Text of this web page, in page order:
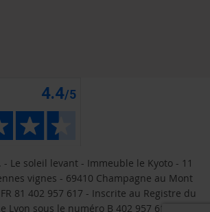
- Le soleil levant - Immeuble le Kyoto - 11
vignes - 69410 Champagne au Mont
81 402 957 617 - Inscrite au Registre du
Lyon sous le numéro B 402 957 617